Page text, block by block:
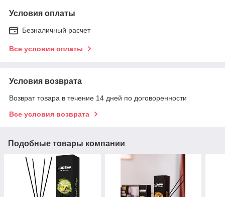
Условия оплаты
Безналичный расчет
Все условия оплаты
Условия возврата
Возврат товара в течение 14 дней по договоренности
Все условия возврата
Подобные товары компании